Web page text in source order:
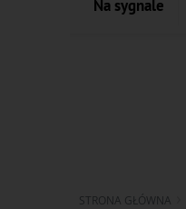
Na sygnale
STRONA GŁÓWNA